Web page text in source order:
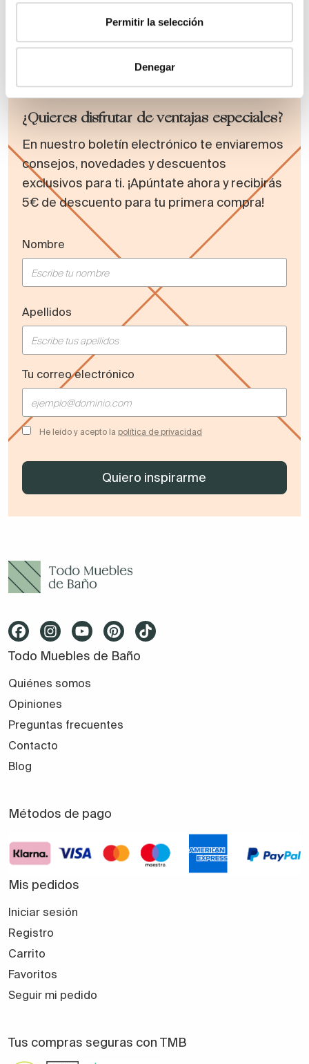
Permitir la selección
Denegar
¿Quieres disfrutar de ventajas especiales?
En nuestro boletín electrónico te enviaremos
consejos, novedades y descuentos
exclusivos para ti. ¡Apúntate ahora y recibirás
5€ de descuento para tu primera compra!
Nombre
Apellidos
Tu correo electrónico
He leído y acepto la política de privacidad
Todo Muebles de Baño
Quiénes somos
Opiniones
Preguntas frecuentes
Contacto
Blog
Métodos de pago
Mis pedidos
Iniciar sesión
Registro
Carrito
Favoritos
Seguir mi pedido
Tus compras seguras con TMB